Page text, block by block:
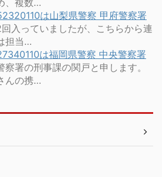
、複数…
は山梨県警察 甲府警察署
入っていましたが、こちらから連
担当…
は福岡県警察 中央警察署
察署の刑事課の関戸と申します。
んの携…